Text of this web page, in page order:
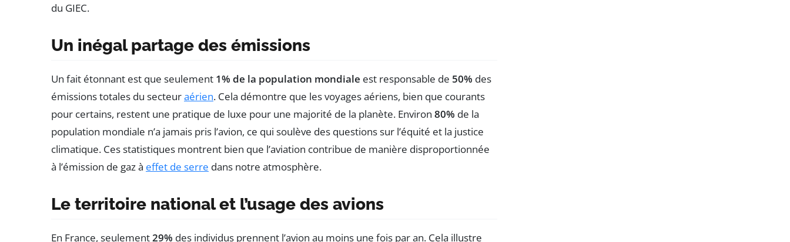
du GIEC.
Un inégal partage des émissions
Un fait étonnant est que seulement 1% de la population mondiale est responsable de 50% des
émissions totales du secteuraérien. Cela démontre que les voyages aériens, bien que courants
pour certains, restent une pratique de luxe pour une majorité de la planète. Environ 80% de la
population mondiale n’a jamais pris l’avion, ce qui soulève des questions sur l’équité et la justice
climatique. Ces statistiques montrent bien que l’aviation contribue de manière disproportionnée
à l’émission de gaz à effet de serre dans notre atmosphère.
Le territoire national et l’usage des avions
En France, seulement29% des individus prennent l’avion au moins une fois par an. Cela illustre